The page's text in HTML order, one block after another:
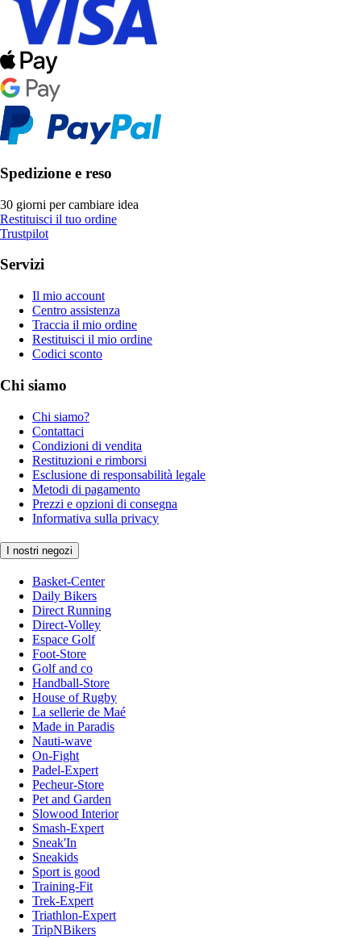
Spedizione e reso
30 giorni per cambiare idea
Restituisci il tuo ordine
Trustpilot
Servizi
Il mio account
Centro assistenza
Traccia il mio ordine
Restituisci il mio ordine
Codici sconto
Chi siamo
Chi siamo?
Contattaci
Condizioni di vendita
Restituzioni e rimborsi
Esclusione di responsabilità legale
Metodi di pagamento
Prezzi e opzioni di consegna
Informativa sulla privacy
I nostri negozi
Basket-Center
Daily Bikers
Direct Running
Direct-Volley
Espace Golf
Foot-Store
Golf and co
Handball-Store
House of Rugby
La sellerie de Maé
Made in Paradis
Nauti-wave
On-Fight
Padel-Expert
Pecheur-Store
Pet and Garden
Slowood Interior
Smash-Expert
Sneak'In
Sneakids
Sport is good
Training-Fit
Trek-Expert
Triathlon-Expert
TripNBikers